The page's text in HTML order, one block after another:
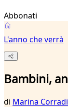
Abbonati
L'anno che verrà
Bambini,
di Marina Corradi